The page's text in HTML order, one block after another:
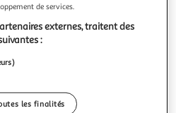
le prix
de services.
externes, traitent des
:
les finalités